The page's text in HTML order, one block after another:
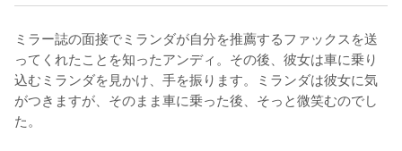
ミラー誌の面接でミランダが自分を推薦するファックスを送
ってくれたことを知ったアンディ。その後、彼女は車に乗り
込むミランダを見かけ、手を振ります。ミランダは彼女に気
がつきますが、そのまま車に乗った後、そっと微笑むのでし
た。